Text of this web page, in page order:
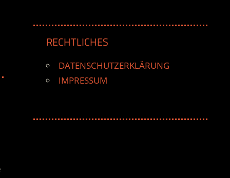
RECHTLICHES
DATENSCHUTZERKLÄRUNG
IMPRESSUM